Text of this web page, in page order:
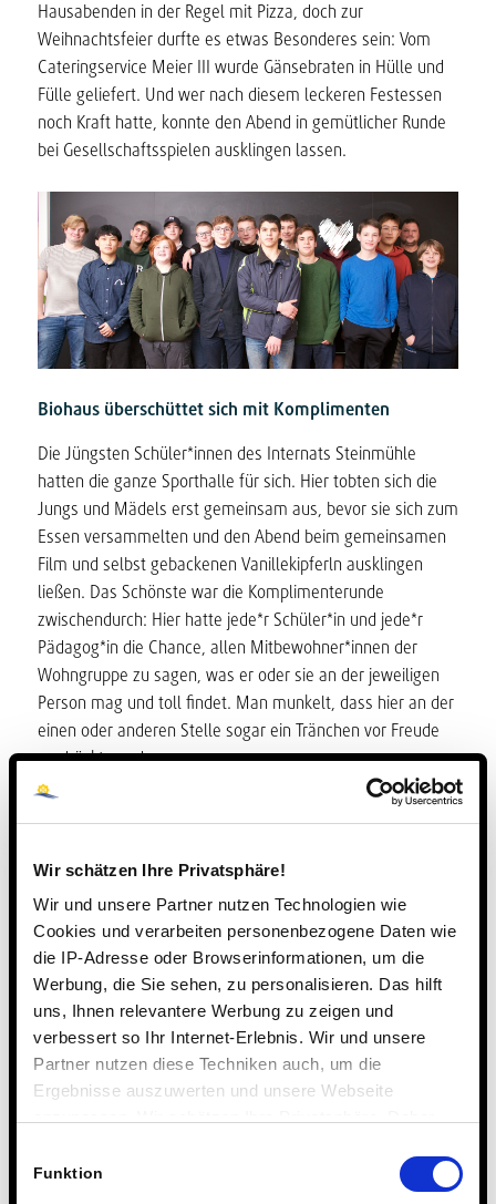
Wir schätzen Ihre Privatsphäre!
Wir und unsere Partner nutzen Technologien wie
Cookies und verarbeiten personenbezogene Daten wie
die IP-Adresse oder Browserinformationen, um die
Werbung, die Sie sehen, zu personalisieren. Das hilft
uns, Ihnen relevantere Werbung zu zeigen und
verbessert so Ihr Internet-Erlebnis. Wir und unsere
Partner nutzen diese Techniken auch, um die
Ergebnisse auszuwerten und unsere Webseite
Technologien.
Funktion
Hausabenden in der Regel mit Pizza, doch zur
Weihnachtsfeier durfte es etwas Besonderes sein: Vom
Cateringservice Meier III wurde Gänsebraten in Hülle und
Fülle geliefert. Und wer nach diesem leckeren Festessen
noch Kraft hatte, konnte den Abend in gemütlicher Runde
bei Gesellschaftsspielen ausklingen lassen.
Biohaus überschüttet sich mit Komplimenten
Die Jüngsten Schüler*innen des Internats Steinmühle
hatten die ganze Sporthalle für sich. Hier tobten sich die
Jungs und Mädels erst gemeinsam aus, bevor sie sich zum
Essen versammelten und den Abend beim gemeinsamen
Film und selbst gebackenen Vanillekipferln ausklingen
ließen. Das Schönste war die Komplimenterunde
zwischendurch: Hier hatte jede*r Schüler*in und jede*r
Pädagog*in die Chance, allen Mitbewohner*innen der
Wohngruppe zu sagen, was er oder sie an der jeweiligen
Person mag und toll findet. Man munkelt, dass hier an der
einen oder anderen Stelle sogar ein Tränchen vor Freude
verdrückt wurde.
Am Samstagabend strahlte die Teestube so schön wie
schon lange nicht mehr. Die Schüler*innen und
Pädagog*innen hatten den Raum in einen kleinen
Weihnachtstraum verwandelt. Nach ein paar Runden
Singstar und dem Austausch der Wichtelgeschenke
untereinander wurde es noch einmal spannend: Das
pädagogische Hausleiterteam hatte sich interessante
Fragen zur Wohngemeinschaft überlegt. Auf einer digitalen
Plattform beantworteten die Schüler*innen die Fragen und
Welche Farbe hat die Bürotür? Und wer ist der oder die
Älteste im Haus? So lernte sich die Wohngemeinschaft